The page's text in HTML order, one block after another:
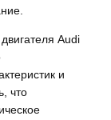
Audi
и
что